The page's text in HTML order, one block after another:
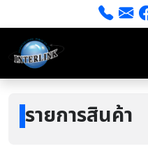
รายการสินค้า